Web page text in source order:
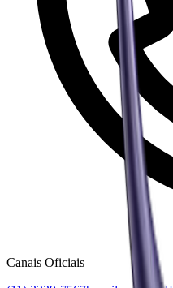
Canais Oficiais